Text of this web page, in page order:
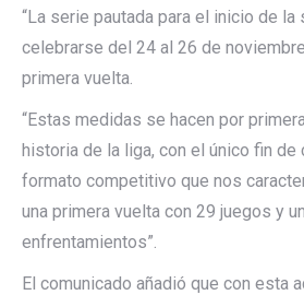
“La serie pautada para el inicio de la
celebrarse del 24 al 26 de
primera vuelta.
“Estas medidas se hacen por
historia de la liga, con el único fin de
formato competitivo que nos
una primera vuelta con 29 juegos y
enfrentamientos”.
El comunicado añadió que con esta